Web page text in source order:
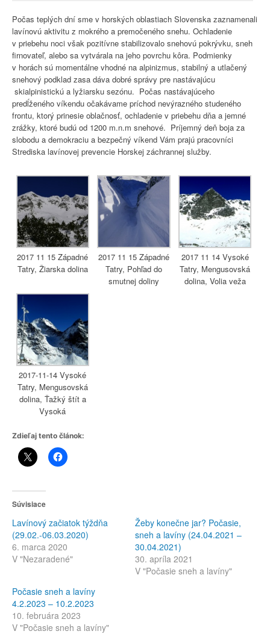
Počas teplých dní sme v horských oblastiach Slovenska zaznamenali
lavínovú aktivitu z mokrého a premočeného snehu. Ochladenie
v priebehu noci však pozitívne stabilizovalo snehovú pokrývku, sneh
firnovateľ, alebo sa vytvárala na jeho povrchu kôra. Podmienky
v horách sú momentálne vhodné na alpinizmus, stabilný a utlačený
snehový podklad zasa dáva dobré správy pre nastávajúcu
skialpinistickú a lyžiarsku sezónu. Počas nastávajúceho
predĺženého víkendu očakávame príchod nevýrazného studeného
frontu, ktorý prinesie oblačnosť, ochladenie v priebehu dňa a jemné
zrážky, ktoré budú od 1200 m.n.m snehové. Príjemný deň boja za
slobodu a demokraciu a bezpečný víkend Vám prajú pracovníci
Strediska lavínovej prevencie Horskej záchrannej služby.
2017 11 15 Západné
Tatry, Žiarska dolina
2017 11 15 Západné
Tatry, Pohľad do
smutnej doliny
2017 11 14 Vysoké
Tatry, Mengusovská
dolina, Volia veža
2017-11-14 Vysoké
Tatry, Mengusovská
dolina, Ťažký štít a
Vysoká
Zdieľaj tento článok:
Súvisiace
Lavínový začiatok týždňa
(29.02.-06.03.2020)
6. marca 2020
V "Nezaradené"
Žeby konečne jar? Počasie,
sneh a lavíny (24.04.2021 –
30.04.2021)
30. apríla 2021
V "Počasie sneh a lavíny"
Počasie sneh a lavíny
4.2.2023 – 10.2.2023
10. februára 2023
V "Počasie sneh a lavíny"